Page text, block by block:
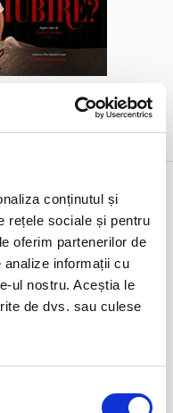
conținutul și
rețele sociale și pentru
oferim partenerilor de
analize informații cu
ul nostru. Aceștia le
de dvs. sau culese
gri ale doamnei Cucu
- Centru Vechi